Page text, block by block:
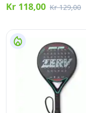
Kr 118,00 Kr 129,00